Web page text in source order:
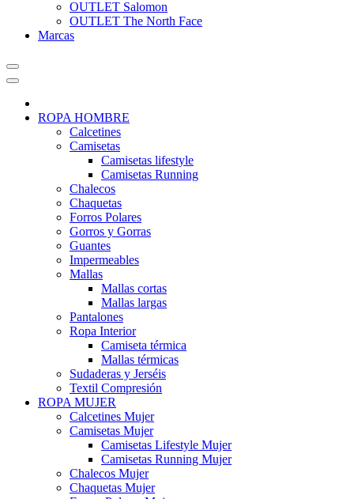
OUTLET Salomon
OUTLET The North Face
Marcas
ROPA HOMBRE
Calcetines
Camisetas
Camisetas lifestyle
Camisetas Running
Chalecos
Chaquetas
Forros Polares
Gorros y Gorras
Guantes
Impermeables
Mallas
Mallas cortas
Mallas largas
Pantalones
Ropa Interior
Camiseta térmica
Mallas térmicas
Sudaderas y Jerséis
Textil Compresión
ROPA MUJER
Calcetines Mujer
Camisetas Mujer
Camisetas Lifestyle Mujer
Camisetas Running Mujer
Chalecos Mujer
Chaquetas Mujer